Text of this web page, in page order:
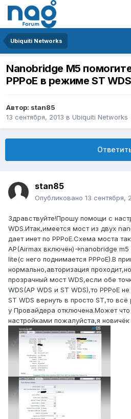
Ubiquiti Networks
Nanobridge M5
PPPoE в режиме ST
Автор: stan85
13 сентября, 2013 в Ubiquiti Networks
stan85
Опубликовано 13 сентября,
Здравствуйте!Прошу помощи с
WDS.Итак,имеется мост из двух
дает инет по PPPoE.Схема моста
AP(Airmax включён)->nanobridge
lite(с него поднимается PPPoE).В
нормально,авторизация
прозрачный мост WDS,если обе
WDS(AP WDS и ST WDS),то PPPoE
ST WDS вернуть в просто ST,то
у Провайдера отключена.Может
настройками пожалуйста,я